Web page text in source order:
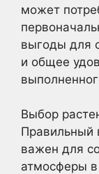
может
выгоды для
и общее
Выбор
Правильный
важен для
атмосферы